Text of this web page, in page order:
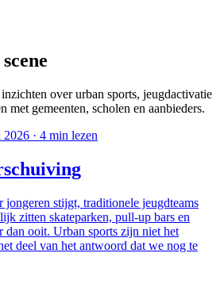
over urban sports, jeugdactivatie
met gemeenten, scholen en aanbieders.
2026 · 4 min lezen
jongeren stijgt, traditionele jeugdteams
zitten skateparken, pull-up bars en
dan ooit. Urban sports zijn niet het
deel van het antwoord dat we nog te